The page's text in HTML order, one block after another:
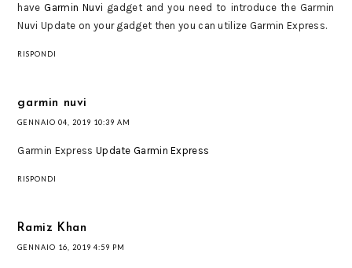
have Garmin Nuvi gadget and you need to introduce the Garmin
Nuvi Update on your gadget then you can utilize Garmin Express.
RISPONDI
garmin nuvi
GENNAIO 04, 2019 10:39 AM
Garmin Express Update Garmin Express
RISPONDI
Ramiz Khan
GENNAIO 16, 2019 4:59 PM